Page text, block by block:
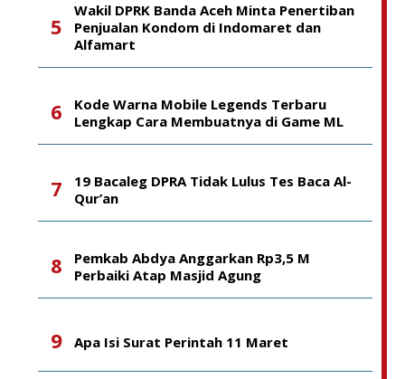
Wakil DPRK Banda Aceh Minta Penertiban
Penjualan Kondom di Indomaret dan
Alfamart
Kode Warna Mobile Legends Terbaru
Lengkap Cara Membuatnya di Game ML
19 Bacaleg DPRA Tidak Lulus Tes Baca Al-
Qur’an
Pemkab Abdya Anggarkan Rp3,5 M
Perbaiki Atap Masjid Agung
Apa Isi Surat Perintah 11 Maret